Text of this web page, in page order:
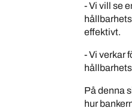
- Vi vill se
effektivt.
- Vi verkar
På denna
hur